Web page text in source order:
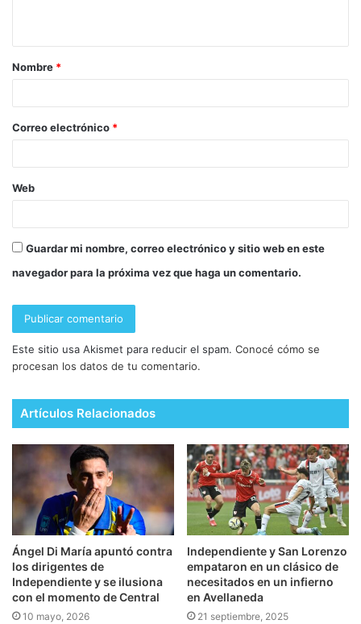
Nombre *
Correo electrónico *
Web
Guardar mi nombre, correo electrónico y sitio web en este
navegador para la próxima vez que haga un comentario.
Este sitio usa Akismet para reducir el spam. Conocé cómo se
procesan los datos de tu comentario.
Artículos Relacionados
Ángel Di María apuntó contra
los dirigentes de
Independiente y se ilusiona
con el momento de Central
10 mayo, 2026
Independiente y San Lorenzo
empataron en un clásico de
necesitados en un infierno
en Avellaneda
21 septiembre, 2025